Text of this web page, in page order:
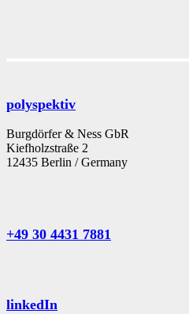
polyspektiv
Burgdörfer & Ness GbR
Kiefholzstraße 2
12435 Berlin / Germany
+49 30 4431 7881
linkedIn